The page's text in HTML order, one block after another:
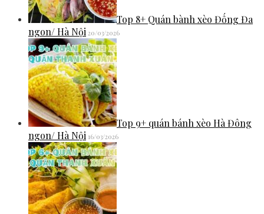
Top 8+ Quán bành xèo Đống Đa
ngon/ Hà Nội 20/03/2026
Top 9+ quán bánh xèo Hà Đông
ngon/ Hà Nội 16/03/2026